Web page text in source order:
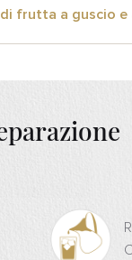
frutta a guscio e